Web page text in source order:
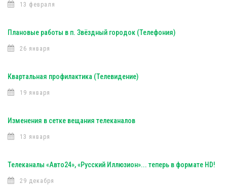
13 февраля
Плановые работы в п. Звёздный городок (Телефония)
26 января
Квартальная профилактика (Телевидение)
19 января
Изменения в сетке вещания телеканалов
13 января
Телеканалы «Авто24», «Русский Иллюзион»... теперь в формате HD!
29 декабря